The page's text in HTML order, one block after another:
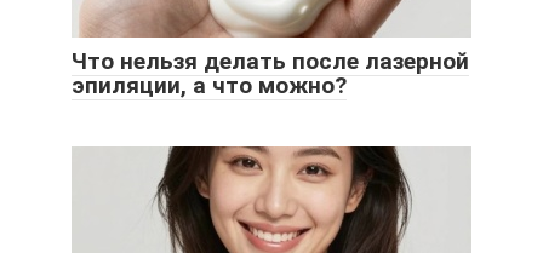
Что нельзя делать после лазерной
эпиляции, а что можно?